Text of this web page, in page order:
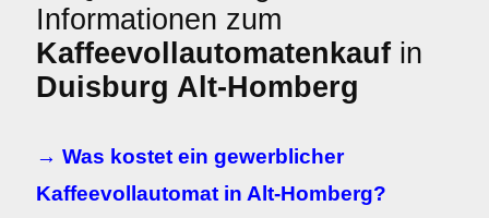
Informationen zum
Kaffeevollautomatenkauf in
Duisburg Alt-Homberg
→ Was kostet ein gewerblicher
Kaffeevollautomat in Alt-Homberg?